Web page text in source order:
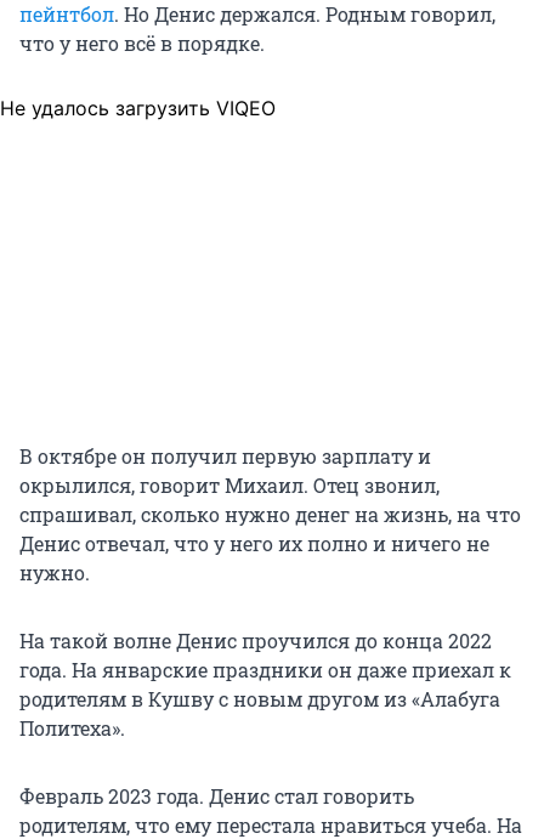
пейнтбол. Но Денис держался. Родным говорил,
что у него всё в порядке.
Не удалось загрузить VIQEO
В октябре он получил первую зарплату и
окрылился, говорит Михаил. Отец звонил,
спрашивал, сколько нужно денег на жизнь, на что
Денис отвечал, что у него их полно и ничего не
нужно.
На такой волне Денис проучился до конца 2022
года. На январские праздники он даже приехал к
родителям в Кушву с новым другом из «Алабуга
Политеха».
Февраль 2023 года. Денис стал говорить
родителям, что ему перестала нравиться учеба. На